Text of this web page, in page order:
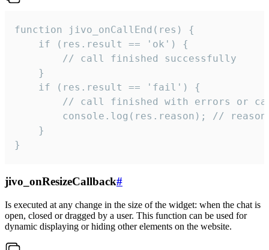
function jivo_onCallEnd(res) {
    if (res.result == 'ok') {
        // call finished successfully
    }
    if (res.result == 'fail') {
// call finished with errors or
console.log(res.reason); //
    }
}
jivo_onResizeCallback#
Is executed at any change in the size of the widget: when the chat is
open, closed or dragged by a user. This function can be used for
dynamic displaying or hiding other elements on the website.